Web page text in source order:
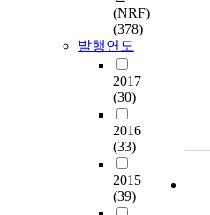
(NRF)
(378)
발행연도
2017
(30)
2016
(33)
2015
(39)